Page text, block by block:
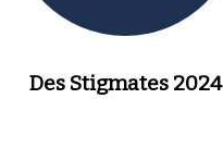
Des Stigmates 2024